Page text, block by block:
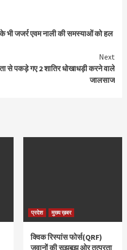
जजर्र एवम नाली की समस्याओं को हल
Next
से पकड़े गए 2 शातिर धोखाधड़ी करने वाले
जालसाज
प्रदेश मुख्य ख़बर
क्विक रिस्पांस फोर्स(QRF)
जवानों की सूझबूझ ओर तत्परता